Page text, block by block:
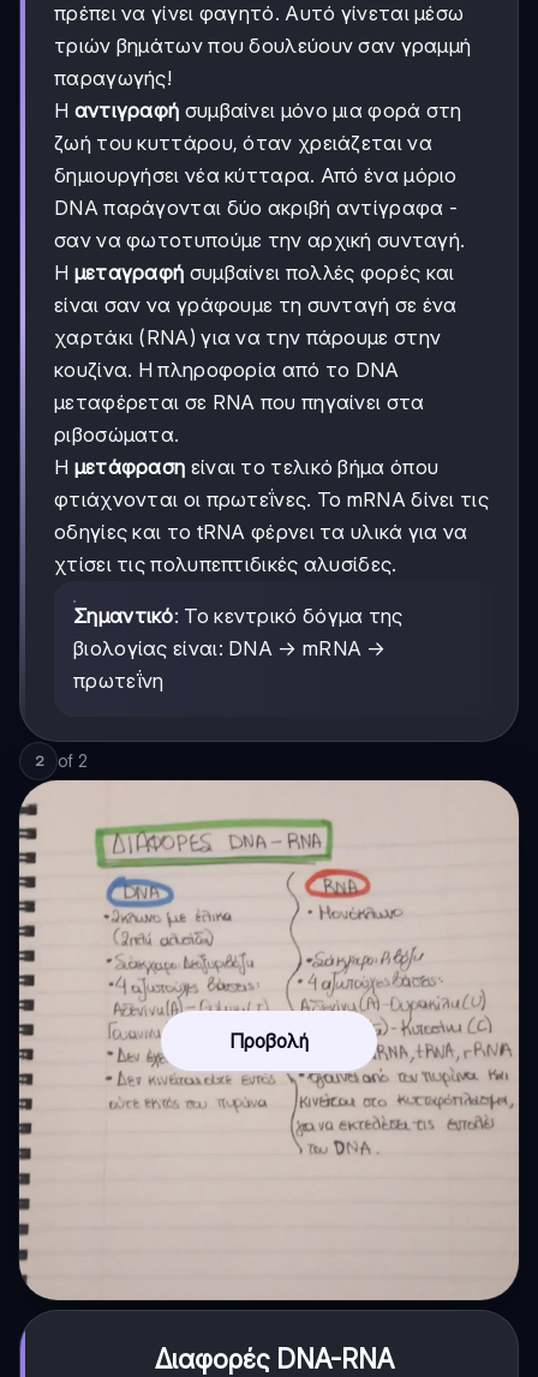
πρέπει να γίνει φαγητό. Αυτό γίνεται μέσω
τριών βημάτων που δουλεύουν σαν γραμμή
παραγωγής!
Η αντιγραφή συμβαίνει μόνο μια φορά στη
ζωή του κυττάρου, όταν χρειάζεται να
δημιουργήσει νέα κύτταρα. Από ένα μόριο
DNA παράγονται δύο ακριβή αντίγραφα -
σαν να φωτοτυπούμε την αρχική συνταγή.
Η μεταγραφή συμβαίνει πολλές φορές και
είναι σαν να γράφουμε τη συνταγή σε ένα
χαρτάκι (RNA) για να την πάρουμε στην
κουζίνα. Η πληροφορία από το DNA
μεταφέρεται σε RNA που πηγαίνει στα
ριβοσώματα.
Η μετάφραση είναι το τελικό βήμα όπου
φτιάχνονται οι πρωτεΐνες. Το mRNA δίνει τις
οδηγίες και το tRNA φέρνει τα υλικά για να
χτίσει τις πολυπεπτιδικές αλυσίδες.
Σημαντικό: Το κεντρικό δόγμα της
βιολογίας είναι: DNA → mRNA →
πρωτεΐνη
2 of 2
Προβολή
Διαφορές DNA-RNA